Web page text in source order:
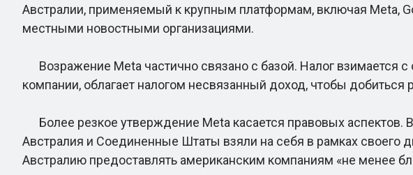
Австралии, применяемый к крупным платформам, включая Meta,
местными новостными организациями.
Возражение Meta частично связано с базой. Налог взимается
компании, облагает налогом несвязанный доход, чтобы добиться
Более резкое утверждение Meta касается правовых аспектов.
Австралия и Соединенные Штаты взяли на себя в рамках своего
Австралию предоставлять американским компаниям «не менее